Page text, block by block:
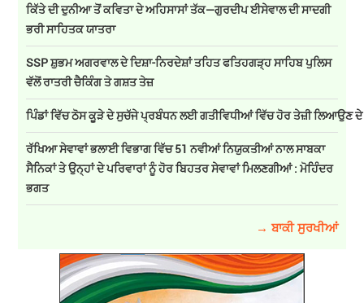
ਕਿੱਤੇ ਦੀ ਦੁਨੀਆ ਤੋਂ ਕਵਿਤਾ ਦੇ ਅਹਿਸਾਸਾਂ ਤੱਕ—ਗੁਰਦੀਪ ਈਸੇਵਾਲ ਦੀ ਸਾਦਗੀ
ਭਰੀ ਸਾਹਿਤਕ ਯਾਤਰਾ
SSP ਸ਼ੁਭਮ ਅਗਰਵਾਲ ਦੇ ਦਿਸ਼ਾ-ਨਿਰਦੇਸ਼ਾਂ ਤਹਿਤ ਫਤਿਹਗੜ੍ਹ ਸਾਹਿਬ ਪੁਲਿਸ
ਵੱਲੋਂ ਰਾਤਰੀ ਚੈਕਿੰਗ ਤੇ ਗਸ਼ਤ ਤੇਜ਼
ਪਿੰਡਾਂ ਵਿੱਚ ਠੋਸ ਕੂੜੇ ਦੇ ਸੁਚੱਜੇ ਪ੍ਰਬੰਧਨ ਲਈ ਗਤੀਵਿਧੀਆਂ ਵਿੱਚ ਹੋਰ ਤੇਜ਼ੀ ਲਿਆਉਣ
ਰੱਖਿਆ ਸੇਵਾਵਾਂ ਭਲਾਈ ਵਿਭਾਗ ਵਿੱਚ 51 ਨਵੀਆਂ ਨਿਯੁਕਤੀਆਂ ਨਾਲ ਸਾਬਕਾ
ਸੈਨਿਕਾਂ ਤੇ ਉਨ੍ਹਾਂ ਦੇ ਪਰਿਵਾਰਾਂ ਨੂੰ ਹੋਰ ਬਿਹਤਰ ਸੇਵਾਵਾਂ ਮਿਲਣਗੀਆਂ : ਮੋਹਿੰਦਰ
ਭਗਤ
→ ਬਾਕੀ ਸੁਰਖੀਆਂ